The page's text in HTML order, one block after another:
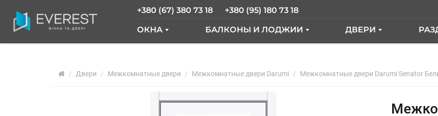
+380 (67) 380 73 18 +380 (95) 180 73 18
ОКНА
ОКНА SALAMANDER
БАЛКОНЫ И ЛОДЖИИ
БАЛКОН С ВЫНОСОМ
ДВЕРИ
МЕЖКОМНАТНЫЕ
Двери Межкомнатные двери Межкомнатные двери Darumi Межкомнатные двери Darumi Senator